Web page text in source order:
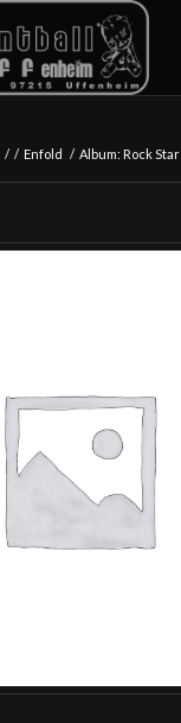
/ / Enfold / Album: Rock Star